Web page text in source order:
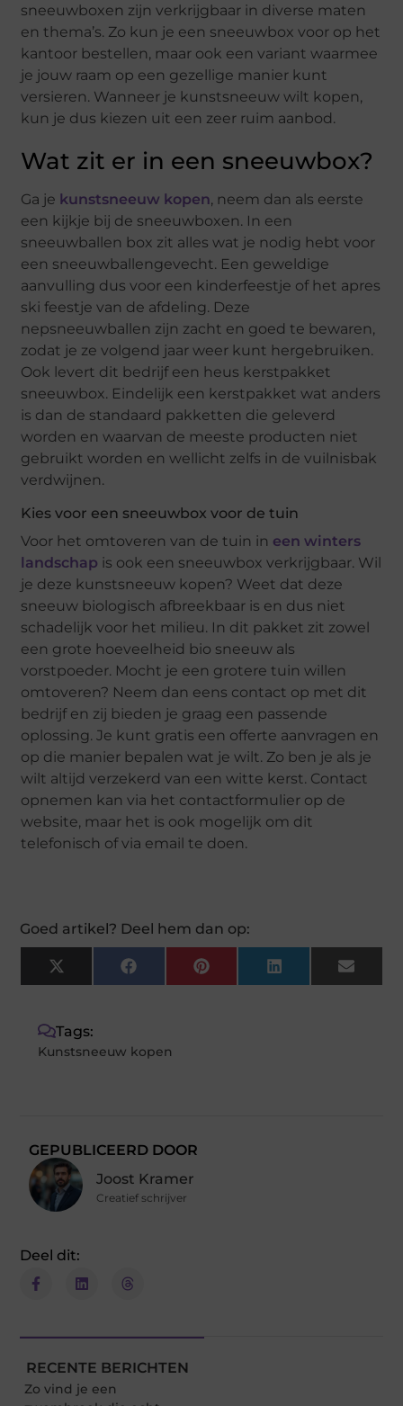
sneeuwboxen zijn verkrijgbaar in diverse maten
en thema’s. Zo kun je een sneeuwbox voor op het
kantoor bestellen, maar ook een variant waarmee
je jouw raam op een gezellige manier kunt
versieren. Wanneer je kunstsneeuw wilt kopen,
kun je dus kiezen uit een zeer ruim aanbod.
Wat zit er in een sneeuwbox?
Ga je kunstsneeuw kopen, neem dan als eerste
een kijkje bij de sneeuwboxen. In een
sneeuwballen box zit alles wat je nodig hebt voor
een sneeuwballengevecht. Een geweldige
aanvulling dus voor een kinderfeestje of het apres
ski feestje van de afdeling. Deze
nepsneeuwballen zijn zacht en goed te bewaren,
zodat je ze volgend jaar weer kunt hergebruiken.
Ook levert dit bedrijf een heus kerstpakket
sneeuwbox. Eindelijk een kerstpakket wat anders
is dan de standaard pakketten die geleverd
worden en waarvan de meeste producten niet
gebruikt worden en wellicht zelfs in de vuilnisbak
verdwijnen.
Kies voor een sneeuwbox voor de tuin
Voor het omtoveren van de tuin in een winters
landschap is ook een sneeuwbox verkrijgbaar. Wil
je deze kunstsneeuw kopen? Weet dat deze
sneeuw biologisch afbreekbaar is en dus niet
schadelijk voor het milieu. In dit pakket zit zowel
een grote hoeveelheid bio sneeuw als
vorstpoeder. Mocht je een grotere tuin willen
omtoveren? Neem dan eens contact op met dit
bedrijf en zij bieden je graag een passende
oplossing. Je kunt gratis een offerte aanvragen en
op die manier bepalen wat je wilt. Zo ben je als je
wilt altijd verzekerd van een witte kerst. Contact
opnemen kan via het contactformulier op de
website, maar het is ook mogelijk om dit
telefonisch of via email te doen.
Goed artikel? Deel hem dan op:
X
(Twitter)
FacebookPinterestLinkedIn Email
Tags:
Kunstsneeuw kopen
GEPUBLICEERD DOOR
Joost Kramer
Creatief schrijver
Deel dit:
RECENTE BERICHTEN
Zo vind je een